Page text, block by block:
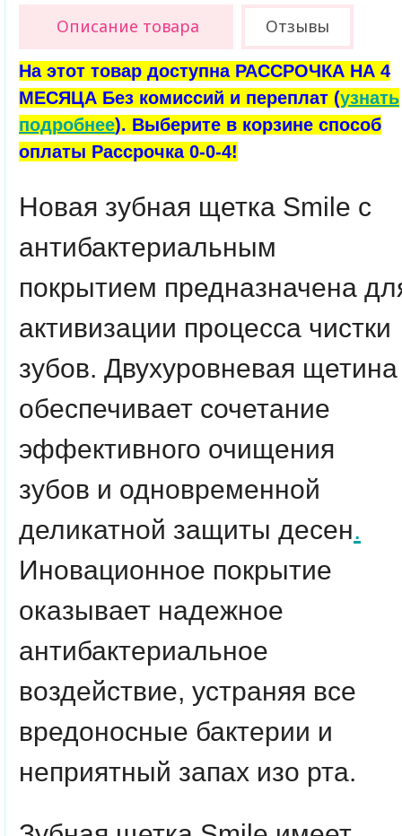
Описание товара Отзывы
На этот товар доступна РАССРОЧКА НА 4
МЕСЯЦА Без комиссий и переплат (узнать
подробнее). Выберите в корзине способ
оплаты Рассрочка 0-0-4!
Новая зубная щетка Smile с
антибактериальным
покрытием предназначена
активизации процесса чистки
зубов. Двухуровневая щетина
обеспечивает сочетание
эффективного очищения
зубов и одновременной
деликатной защиты десен.
Иновационное покрытие
оказывает надежное
антибактериальное
воздействие, устраняя все
вредоносные бактерии и
неприятный запах изо рта.